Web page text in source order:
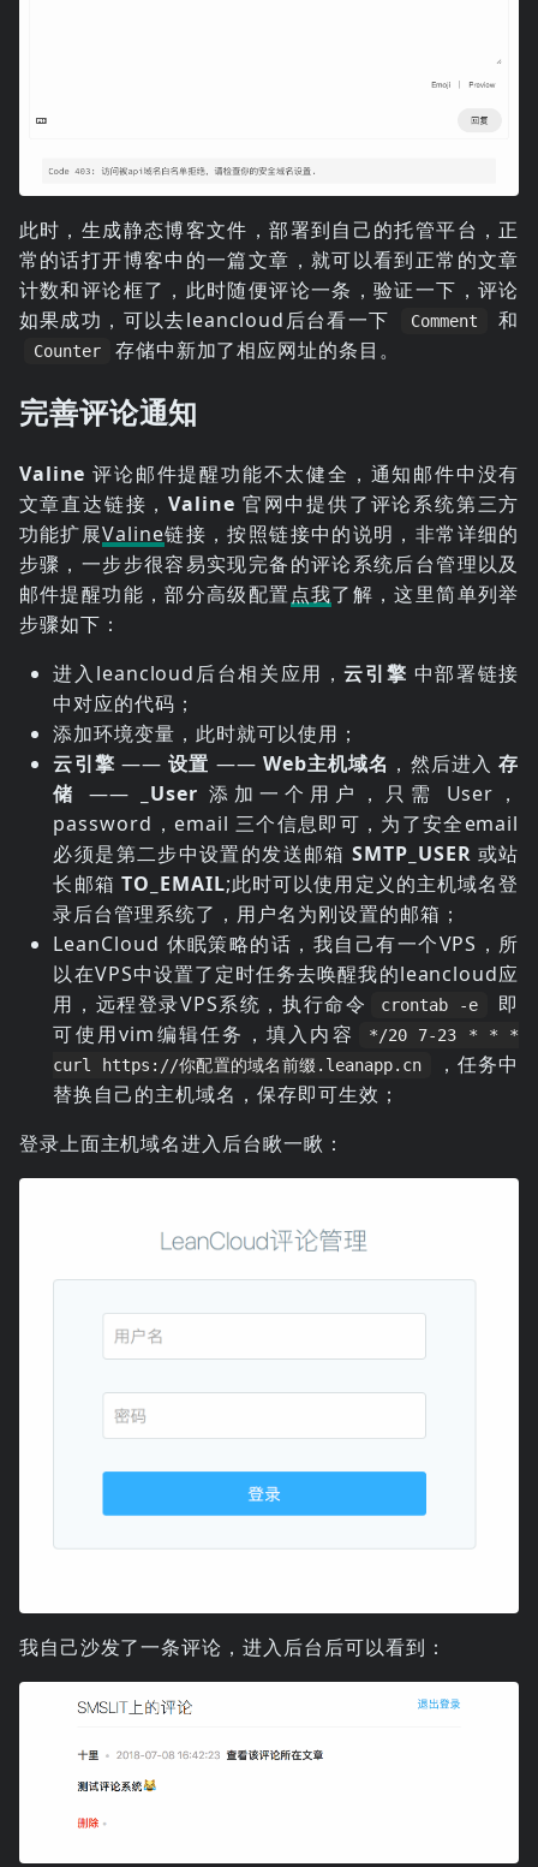
此时，生成静态博客文件，部署到自己的托管平台，正
常的话打开博客中的一篇文章，就可以看到正常的文章
计数和评论框了，此时随便评论一条，验证一下，评论
如果成功，可以去leancloud后台看一下
Comment 和
Counter 存储中新加了相应网址的条目。
完善评论通知
Valine 评论邮件提醒功能不太健全，通知邮件中没有
文章直达链接，Valine 官网中提供了评论系统第三方
功能扩展Valine链接，按照链接中的说明，非常详细的
步骤，一步步很容易实现完备的评论系统后台管理以及
邮件提醒功能，部分高级配置 点我了解，这里简单列举
步骤如下：
进入leancloud后台相关应用，云引擎 中部署链接
中对应的代码；
添加环境变量，此时就可以使用；
云引擎 ——设置 —— Web主机域名 ，然后进入存
储
—— _User 添加一个用户，只需 User，
password，email 三个信息即可，为了安全email
必须是第二步中设置的发送邮箱 SMTP_USER 或站
长邮箱 TO_EMAIL;此时可以使用定义的主机域名登
录后台管理系统了，用户名为刚设置的邮箱；
LeanCloud 休眠策略的话，我自己有一个VPS，所
以在VPS中设置了定时任务去唤醒我的leancloud应
用，远程登录VPS系统，执行命令
crontab -e
即
可使用vim编辑任务，填入内容
*/20 7-23 * * *
curl https://你配置的域名前缀.leanapp.cn
，任务中
替换自己的主机域名，保存即可生效；
登录上面主机域名进入后台瞅一瞅：
我自己沙发了一条评论，进入后台后可以看到：